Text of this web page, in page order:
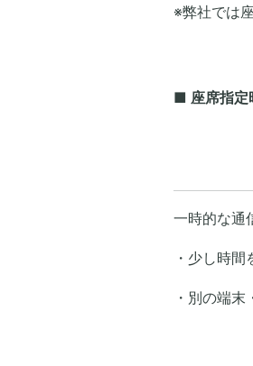
※弊社では
■ 座席指定
一時的な通
・少し時
・別の端末